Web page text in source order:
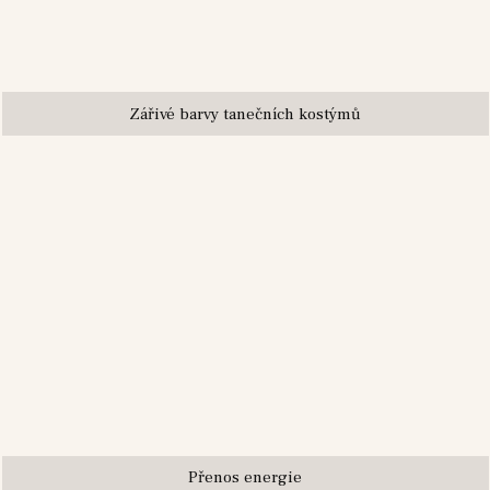
Zářivé barvy tanečních kostýmů
Přenos energie